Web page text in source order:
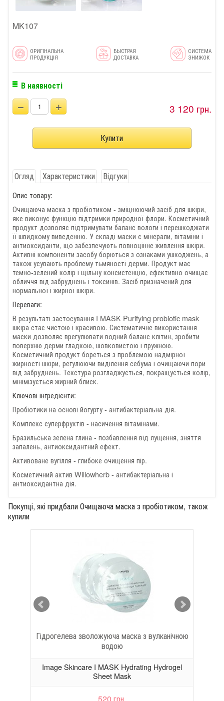
MK107
ОРИГІНАЛЬНА
ПРОДУКЦІЯ
БЫСТРАЯ
ДОСТАВКА
СИСТЕМА
ЗНИЖОК
В наявності
− + 3 120 грн.
Огляд Характеристики Відгуки
Опис товару:
Очищаюча маска з пробіотиком - зміцнюючий засіб для шкіри,
яке виконує функцію підтримки природної флори. Косметичний
продукт дозволяє підтримувати баланс вологи і перешкоджати
її швидкому виведенню. У складі маски є мінерали, вітаміни і
антиоксиданти, що забезпечують повноцінне живлення шкіри.
Активні компоненти засобу борються з ознаками ушкоджень, а
також усувають проблему тьмяності дерми. Продукт має
темно-зелений колір і щільну консистенцію, ефективно очищає
обличчя від забруднень і токсинів. Засіб призначений для
нормальної і жирної шкіри.
Переваги:
В результаті застосування I MASK Purifying probiotic mask
шкіра стає чистою і красивою. Систематичне використання
маски дозволяє врегулювати водний баланс клітин, зробити
поверхню дерми гладкою, шовковистою і пружною.
Косметичний продукт бореться з проблемою надмірної
жирності шкіри, регулюючи виділення себума і очищаючи пори
від забруднень. Текстура розгладжується, покращується колір,
мінімізується жирний блиск.
Ключові інгредієнти:
Пробіотики на основі йогурту - антибактеріальна дія.
Комплекс суперфруктів - насичення вітамінами.
Бразильська зелена глина - позбавлення від лущення, зняття
запалень, антиоксидантний ефект.
Активоване вугілля - глибоке очищення пір.
Косметичний актив Willowherb - антибактеріальна і
антиоксидантна дія.
Покупці, які придбали Очищаюча маска з пробіотиком, також
купили
Гідрогелева зволожуюча маска з вулканічною
водою
Image Skincare I MASK Hydrating Hydrogel
Sheet Mask
520 грн.